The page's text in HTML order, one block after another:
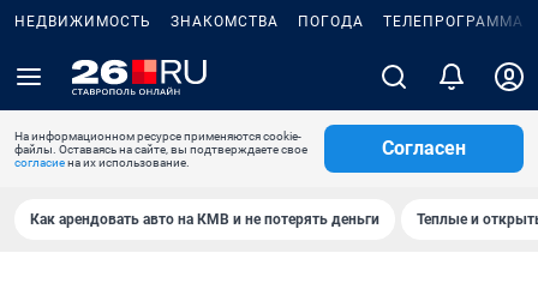
НЕДВИЖИМОСТЬ ЗНАКОМСТВА ПОГОДА ТЕЛЕПРОГРАММА
На информационном ресурсе применяются cookie-
файлы. Оставаясь на сайте, вы подтверждаете свое
согласиена их использование.
Согласен
Как арендовать авто на КМВ и не потерять деньги Теплые и